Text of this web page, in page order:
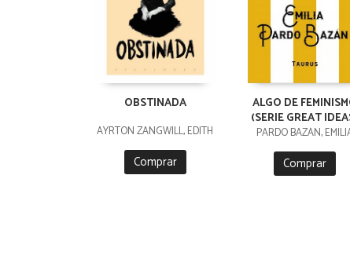
OBSTINADA
AYRTON ZANGWILL, EDITH
Comprar
ALGO DE
(SERIE GREAT
PARDO BAZÁN,
Comprar